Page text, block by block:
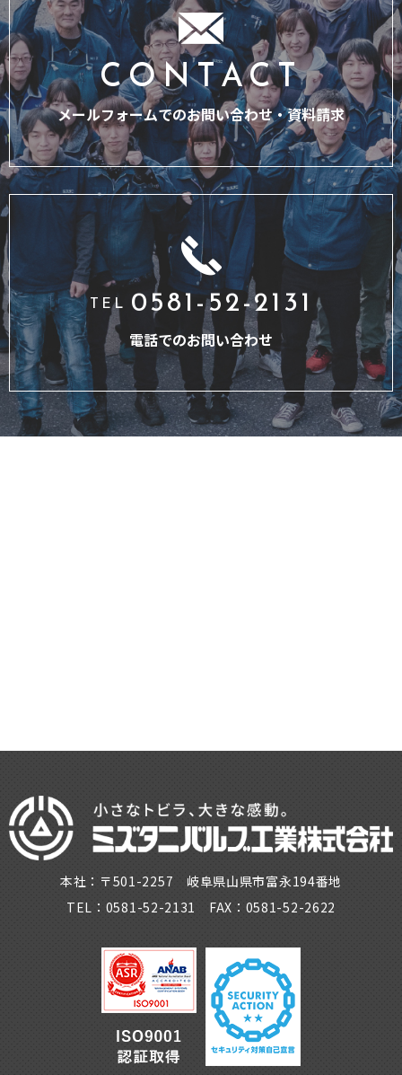
CONTACT
メールフォームでのお問い合わせ・資料請求
TEL 0581-52-2131
電話でのお問い合わせ
本社：〒501-2257 岐阜県山県市富永194番地
TEL：0581-52-2131 FAX：0581-52-2622